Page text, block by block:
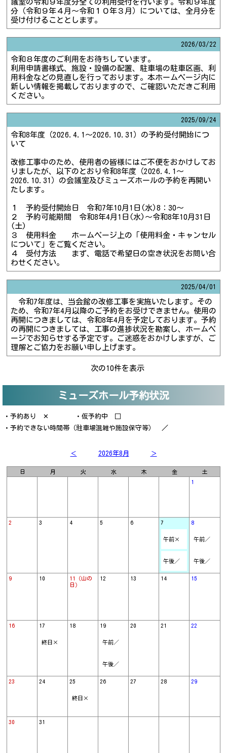
議室の令和９年度分全ての利用受付を行います。令和９年度
分（令和９年４月～令和１０年３月）については、全月分を
受け付けることとします。
2026/03/22
令和８年度のご利用をお待ちしています。
利用申請書様式、施設・設備の配置、駐車場の駐車区画、利
用料金などの見直しを行っております。本ホームページ内に
新しい情報を掲載しておりますので、ご確認いただきご利用
ください。
2025/09/24
令和8年度（2026.4.1～2026.10.31）の予約受付開始につ
いて
改修工事中のため、使用者の皆様にはご不便をおかけしてお
りましたが、以下のとおり令和8年度（2026.4.1～
2026.10.31）の会議室及びミューズホールの予約を再開い
たします。
１ 予約受付開始日 令和7年10月1日(水)8：30～
２ 予約可能期間 令和8年4月1日(水)～令和8年10月31日
(土)
３ 使用料金 ホームページ上の「使用料金・キャンセル
について」をご覧ください。
４ 受付方法 まず、電話で希望日の空き状況をお問い合
わせください。
2025/04/01
令和7年度は、当会館の改修工事を実施いたします。その
ため、令和7年4月以降のご予約をお受けできません。使用の
再開につきましては、令和8年4月を予定しております。予約
の再開につきましては、工事の進捗状況を勘案し、ホームペ
ージでお知らせする予定です。ご迷惑をおかけしますが、ご
理解とご協力をお願い申し上げます。
次の10件を表示
ミューズホール予約状況
・予約あり ✕ ・仮予約中 □
・予約できない時間帯（駐車場混雑や施設保守等） ／
＜ 2026年8月 ＞
日 月 火 水 木 金
土
1
2 3 4 5 6 7 8
午前×
午後／
午前／
午後／
9 10
11（山の
日）
12 13 14 15
16 17 18 19 20 21 22
終日× 午前／
午後／
23 24 25 26 27 28 29
終日×
30 31